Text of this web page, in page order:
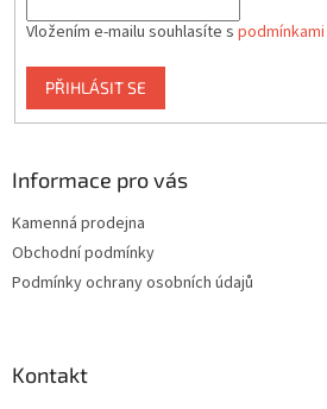
Vložením e-mailu souhlasíte s
PŘIHLÁSIT SE
Informace pro vás
Kamenná prodejna
Obchodní podmínky
Podmínky ochrany osobních údajů
Kontakt